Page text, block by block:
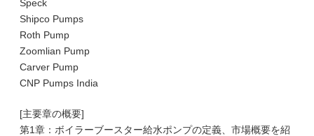
Speck
Shipco Pumps
Roth Pump
Zoomlian Pump
Carver Pump
CNP Pumps India
[主要章の概要]
第1章：ボイラーブースター給水ポンプの定義、市場概要を紹